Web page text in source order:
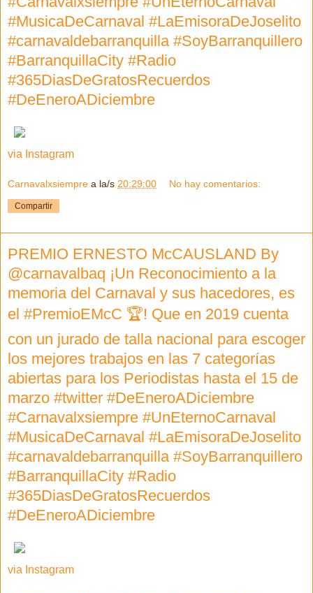
#MusicaDeCarnaval #LaEmisoraDeJoselito
#carnavaldebarranquilla #SoyBarranquillero
#BarranquillaCity #Radio
#365DiasDeGratosRecuerdos
#DeEneroADiciembre
via Instagram
Carnavalxsiempre a la/s 20:29:00 No hay comentarios:
Compartir
PREMIO ERNESTO McCAUSLAND By
@carnavalbaq ¡Un Reconocimiento a la
memoria del Carnaval y sus hacedores, es
el #PremioEMcC 🏆! Que en 2019 cuenta
con un jurado de talla nacional para escoger
los mejores trabajos en las 7 categorías
abiertas para los Periodistas hasta el 15 de
marzo #twitter #DeEneroADiciembre
#Carnavalxsiempre #UnEternoCarnaval
#MusicaDeCarnaval #LaEmisoraDeJoselito
#carnavaldebarranquilla #SoyBarranquillero
#BarranquillaCity #Radio
#365DiasDeGratosRecuerdos
#DeEneroADiciembre
via Instagram